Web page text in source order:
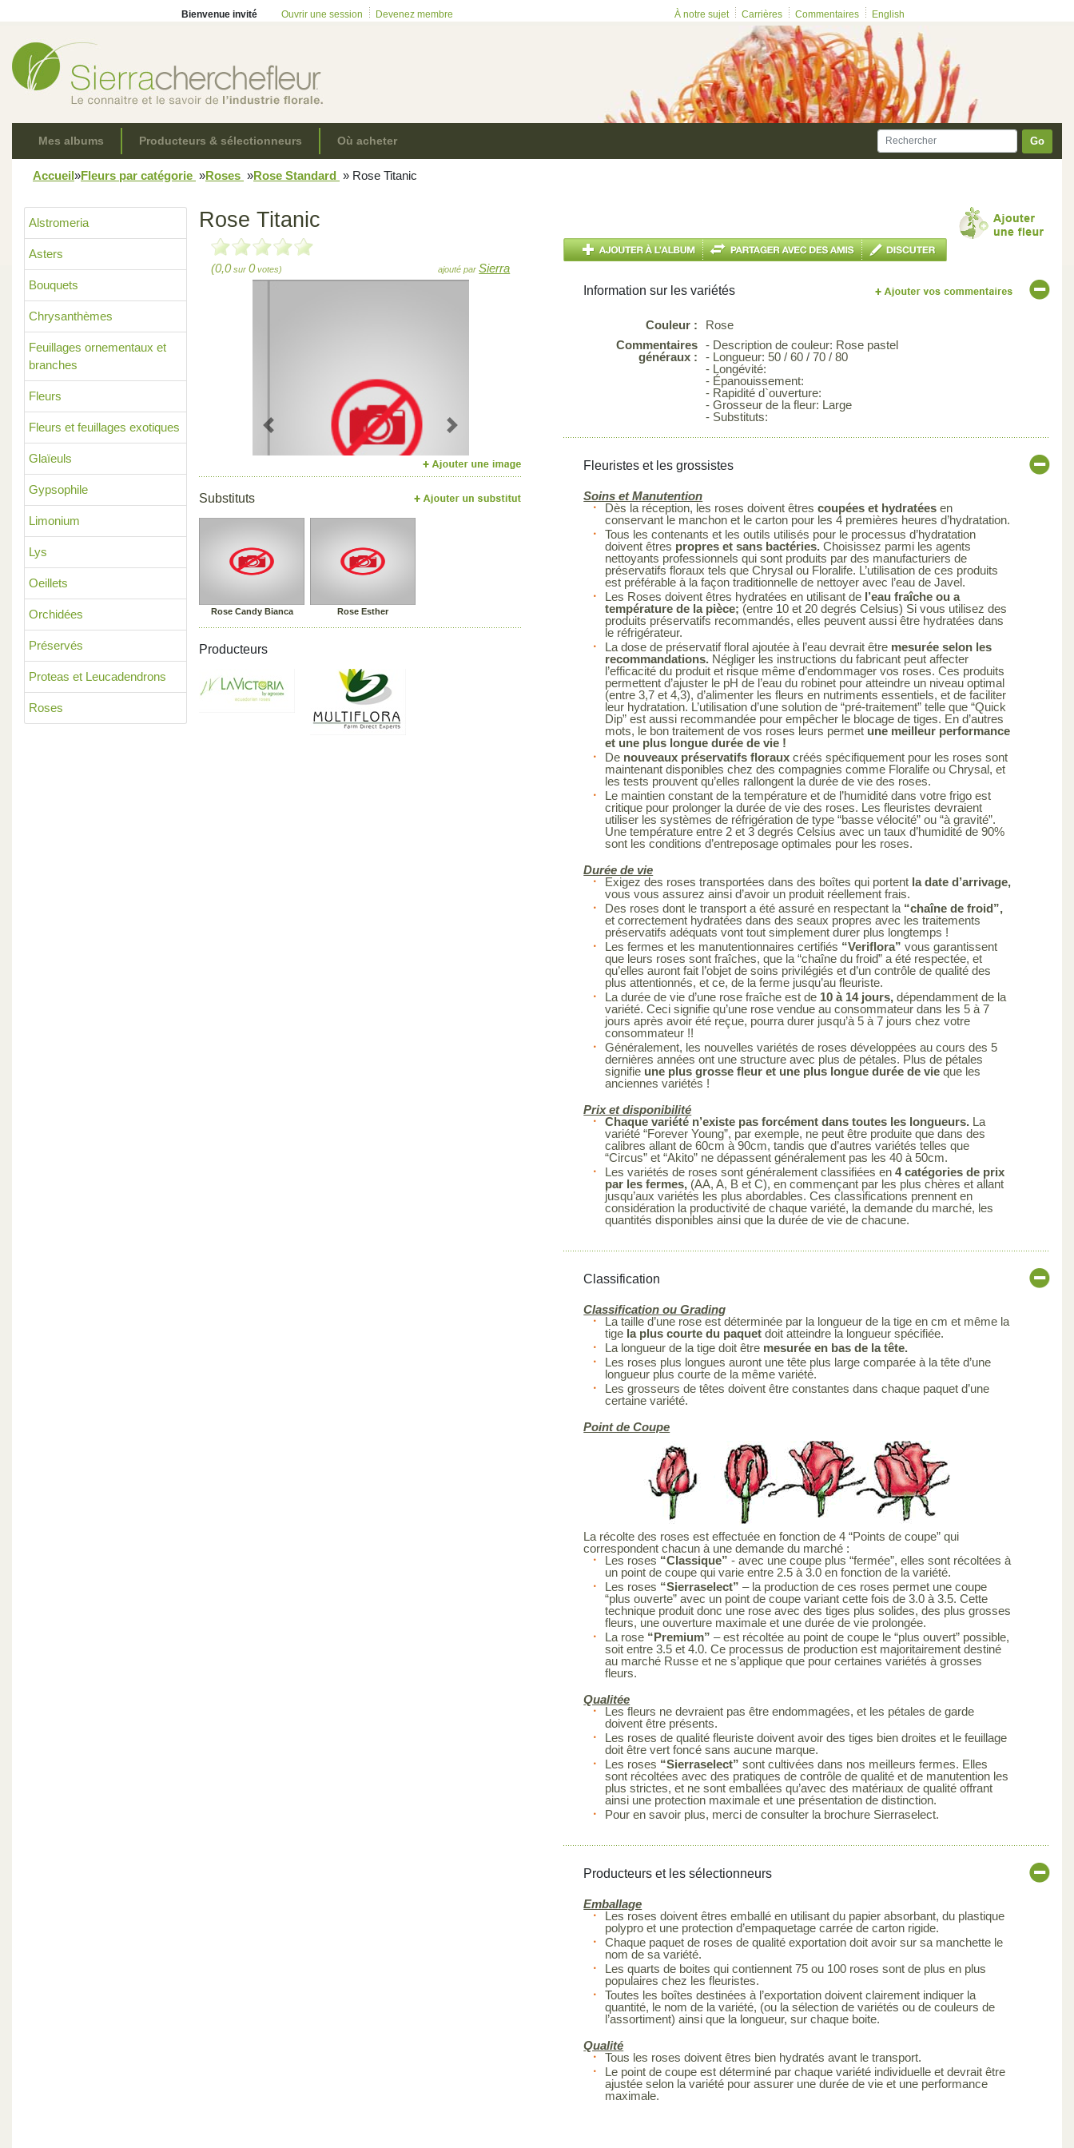
Bienvenue invité Ouvrir une session Devenez membre À notre sujet Carrières Commentaires English
Mes albums Producteurs & sélectionneurs Où acheter Go
Accueil»Fleurs par catégorie »Roses »Rose Standard » Rose Titanic
Alstromeria
Asters
Bouquets
Chrysanthèmes
Feuillages ornementaux et
branches
Fleurs
Fleurs et feuillages exotiques
Glaïeuls
Gypsophile
Limonium
Lys
Oeillets
Orchidées
Préservés
Proteas et Leucadendrons
Roses
Rose Titanic
(0,0sur 0votes) ajouté parSierra
Previous Next
Substituts
Rose Candy Bianca Rose Esther
Producteurs
Information sur les variétés
Couleur :
Rose
Commentaires
généraux :
- Description de couleur: Rose pastel
- Longueur: 50 / 60 / 70 / 80
- Longévité:
- Épanouissement:
- Rapidité d`ouverture:
- Grosseur de la fleur: Large
- Substituts:
Fleuristes et les grossistes
Soins et Manutention
Dès la réception, les roses doivent êtrescoupées et hydratées en
conservant le manchon et le carton pour les 4 premières heures d’hydratation.
Tous les contenants et les outils utilisés pour le processus d’hydratation
doivent êtres propres et sans bactéries. Choisissez parmi les agents
nettoyants professionnels qui sont produits par des manufacturiers de
préservatifs floraux tels que Chrysal ou Floralife. L’utilisation de ces produits
est préférable à la façon traditionnelle de nettoyer avec l’eau de Javel.
Les Roses doivent êtres hydratées en utilisant de l’eau fraîche ou a
température de la pièce; (entre 10 et 20 degrés Celsius) Si vous utilisez des
produits préservatifs recommandés, elles peuvent aussi être hydratées dans
le réfrigérateur.
La dose de préservatif floral ajoutée à l’eau devrait être mesurée selon les
recommandations. Négliger les instructions du fabricant peut affecter
l’efficacité du produit et risque même d’endommager vos roses. Ces produits
permettent d’ajuster le pH de l’eau du robinet pour atteindre un niveau optimal
(entre 3,7 et 4,3), d’alimenter les fleurs en nutriments essentiels, et de faciliter
leur hydratation. L’utilisation d’une solution de “pré-traitement” telle que “Quick
Dip” est aussi recommandée pour empêcher le blocage de tiges. En d’autres
mots, le bon traitement de vos roses leurs permet une meilleur performance
et une plus longue durée de vie !
De nouveaux préservatifs floraux créés spécifiquement pour les roses sont
maintenant disponibles chez des compagnies comme Floralife ou Chrysal, et
les tests prouvent qu’elles rallongent la durée de vie des roses.
Le maintien constant de la température et de l’humidité dans votre frigo est
critique pour prolonger la durée de vie des roses. Les fleuristes devraient
utiliser les systèmes de réfrigération de type “basse vélocité” ou “à gravité”.
Une température entre 2 et 3 degrés Celsius avec un taux d’humidité de 90%
sont les conditions d’entreposage optimales pour les roses.
Durée de vie
Exigez des roses transportées dans des boîtes qui portent la date d’arrivage,
vous vous assurez ainsi d’avoir un produit réellement frais.
Des roses dont le transport a été assuré en respectant la “chaîne de froid”,
et correctement hydratées dans des seaux propres avec les traitements
préservatifs adéquats vont tout simplement durer plus longtemps !
Les fermes et les manutentionnaires certifiés “Veriflora” vous garantissent
que leurs roses sont fraîches, que la “chaîne du froid” a été respectée, et
qu’elles auront fait l’objet de soins privilégiés et d’un contrôle de qualité des
plus attentionnés, et ce, de la ferme jusqu’au fleuriste.
La durée de vie d’une rose fraîche est de 10 à 14 jours, dépendamment de la
variété. Ceci signifie qu’une rose vendue au consommateur dans les 5 à 7
jours après avoir été reçue, pourra durer jusqu’à 5 à 7 jours chez votre
consommateur !!
Généralement, les nouvelles variétés de roses développées au cours des 5
dernières années ont une structure avec plus de pétales. Plus de pétales
signifie une plus grosse fleur et une plus longue durée de vie que les
anciennes variétés !
Prix et disponibilité
Chaque variété n’existe pas forcément dans toutes les longueurs. La
variété “Forever Young”, par exemple, ne peut être produite que dans des
calibres allant de 60cm à 90cm, tandis que d’autres variétés telles que
“Circus” et “Akito” ne dépassent généralement pas les 40 à 50cm.
Les variétés de roses sont généralement classifiées en4 catégories de prix
par les fermes, (AA, A, B et C), en commençant par les plus chères et allant
jusqu’aux variétés les plus abordables. Ces classifications prennent en
considération la productivité de chaque variété, la demande du marché, les
quantités disponibles ainsi que la durée de vie de chacune.
Classification
Classification ou Grading
La taille d’une rose est déterminée par la longueur de la tige en cm et même la
tige la plus courte du paquet doit atteindre la longueur spécifiée.
La longueur de la tige doit être mesurée en bas de la tête.
Les roses plus longues auront une tête plus large comparée à la tête d’une
longueur plus courte de la même variété.
Les grosseurs de têtes doivent être constantes dans chaque paquet d’une
certaine variété.
Point de Coupe
La récolte des roses est effectuée en fonction de 4 “Points de coupe” qui
correspondent chacun à une demande du marché :
Les roses “Classique” - avec une coupe plus “fermée”, elles sont récoltées à
un point de coupe qui varie entre 2.5 à 3.0 en fonction de la variété.
Les roses “Sierraselect”– la production de ces roses permet une coupe
“plus ouverte” avec un point de coupe variant cette fois de 3.0 à 3.5. Cette
technique produit donc une rose avec des tiges plus solides, des plus grosses
fleurs, une ouverture maximale et une durée de vie prolongée.
La rose “Premium”– est récoltée au point de coupe le “plus ouvert” possible,
soit entre 3.5 et 4.0. Ce processus de production est majoritairement destiné
au marché Russe et ne s’applique que pour certaines variétés à grosses
fleurs.
Qualitée
Les fleurs ne devraient pas être endommagées, et les pétales de garde
doivent être présents.
Les roses de qualité fleuriste doivent avoir des tiges bien droites et le feuillage
doit être vert foncé sans aucune marque.
Les roses “Sierraselect”sont cultivées dans nos meilleurs fermes. Elles
sont récoltées avec des pratiques de contrôle de qualité et de manutention les
plus strictes, et ne sont emballées qu’avec des matériaux de qualité offrant
ainsi une protection maximale et une présentation de distinction.
Pour en savoir plus, merci de consulter la brochure Sierraselect.
Producteurs et les sélectionneurs
Emballage
Les roses doivent êtres emballé en utilisant du papier absorbant, du plastique
polypro et une protection d’empaquetage carrée de carton rigide.
Chaque paquet de roses de qualité exportation doit avoir sur sa manchette le
nom de sa variété.
Les quarts de boites qui contiennent 75 ou 100 roses sont de plus en plus
populaires chez les fleuristes.
Toutes les boîtes destinées à l’exportation doivent clairement indiquer la
quantité, le nom de la variété, (ou la sélection de variétés ou de couleurs de
l’assortiment) ainsi que la longueur, sur chaque boite.
Qualité
Tous les roses doivent êtres bien hydratés avant le transport.
Le point de coupe est déterminé par chaque variété individuelle et devrait être
ajustée selon la variété pour assurer une durée de vie et une performance
maximale.